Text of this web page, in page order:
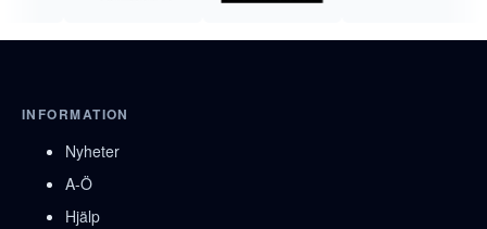
INFORMATION
Nyheter
A-Ö
Hjälp